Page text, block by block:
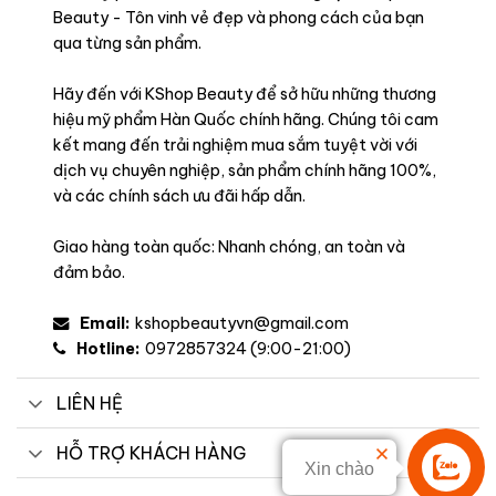
Liên hệ
Xin chào
Beauty - Tôn vinh vẻ đẹp và phong cách của bạn
qua từng sản phẩm.
Hãy đến với KShop Beauty để sở hữu những thương
hiệu mỹ phẩm Hàn Quốc chính hãng. Chúng tôi cam
kết mang đến trải nghiệm mua sắm tuyệt vời với
dịch vụ chuyên nghiệp, sản phẩm chính hãng 100%,
và các chính sách ưu đãi hấp dẫn.
Giao hàng toàn quốc: Nhanh chóng, an toàn và
đảm bảo.
Email: kshopbeautyvn@gmail.com
Hotline: 0972857324 (9:00-21:00)
LIÊN HỆ
HỖ TRỢ KHÁCH HÀNG